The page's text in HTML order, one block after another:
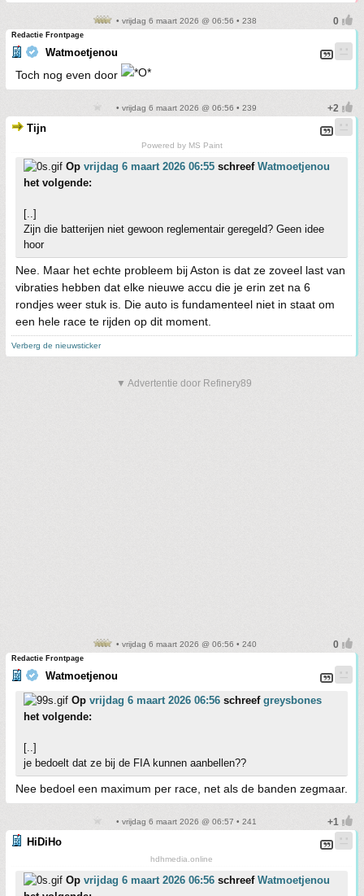
• vrijdag 6 maart 2026 @ 06:56 • 238
Redactie Frontpage
Watmoetjenou
Toch nog even door
• vrijdag 6 maart 2026 @ 06:56 • 239
Tijn
Powered by MS Paint
Op vrijdag 6 maart 2026 06:55 schreef Watmoetjenou
het volgende:
[..]
Zijn die batterijen niet gewoon reglementair geregeld? Geen idee
hoor
Nee. Maar het echte probleem bij Aston is dat ze zoveel last van
vibraties hebben dat elke nieuwe accu die je erin zet na 6
rondjes weer stuk is. Die auto is fundamenteel niet in staat om
een hele race te rijden op dit moment.
Verberg de nieuwsticker
▼ Advertentie door Refinery89
• vrijdag 6 maart 2026 @ 06:56 • 240
Redactie Frontpage
Watmoetjenou
Op vrijdag 6 maart 2026 06:56 schreef greysbones
het volgende:
[..]
je bedoelt dat ze bij de FIA kunnen aanbellen??
Nee bedoel een maximum per race, net als de banden zegmaar.
• vrijdag 6 maart 2026 @ 06:57 • 241
HiDiHo
hdhmedia.online
Op vrijdag 6 maart 2026 06:56 schreef Watmoetjenou